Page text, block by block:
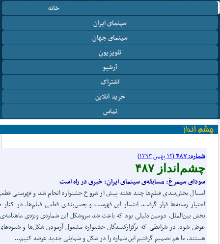
خانه
سینمای ایران
سینمای جهان
تلویزیون
آرشیو
اشتراک
خرید آنلاین
تماس
شماره: ۴۸۷ (۱۲ بهمن ۱۳۹۳)
چشم‌انداز ۴۸۷
سودای سیمرغ: مسابقه‌ی سینمای ایران: خبری در راه است
امسال بخش‌بندی فیلم‌ها چند هفته پیش از شروع جشنواره انجام شد و فهرستی
اختیار رسانه‌ها قرار گرفت. انتشار این فهرست و بخش‌بندی قطعی فیلم‌ها، در
بخش بین‌الملل، دومین دلیلی بود که باعث شد سروشکل این شماره‌ی ویژه‌ی
عوض شود. در شرایطی که برگزارکنندگان جشنواره مشغول آزمودن شکل‌ها و
هستند، ما هم تصمیم گرفتیم این شماره را در شکل و شمایلی جدید عرضه کنیم...